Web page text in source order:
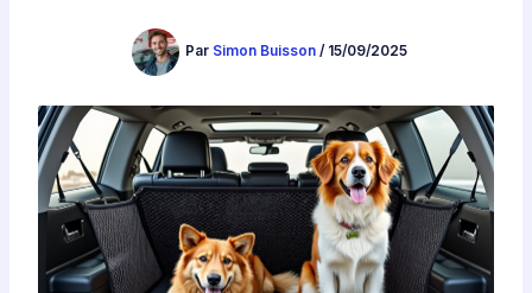
Par Simon Buisson / 15/09/2025